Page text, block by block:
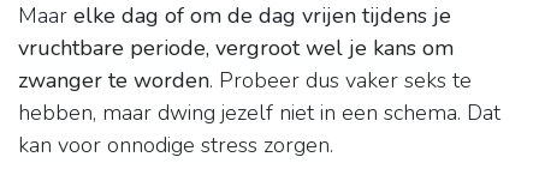
Maar elke dag of om de dag vrijen tijdens je
vruchtbare periode, vergroot wel je kans om
zwanger te worden. Probeer dus vaker seks te
hebben, maar dwing jezelf niet in een schema. Dat
kan voor onnodige stress zorgen.